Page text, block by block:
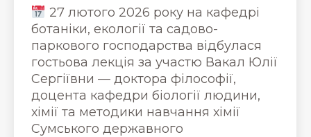
27 лютого 2026 року на кафедрі
ботаніки, екології та садово-
паркового господарства відбулася
гостьова лекція за участю Вакал Юлії
Сергіївни — доктора філософії,
доцента кафедри біології людини,
хімії та методики навчання хімії
Сумського державного